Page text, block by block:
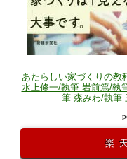
あたらしい家づくりの教
水上修一/執筆 岩前篤/執
筆 森みわ/執筆
楽